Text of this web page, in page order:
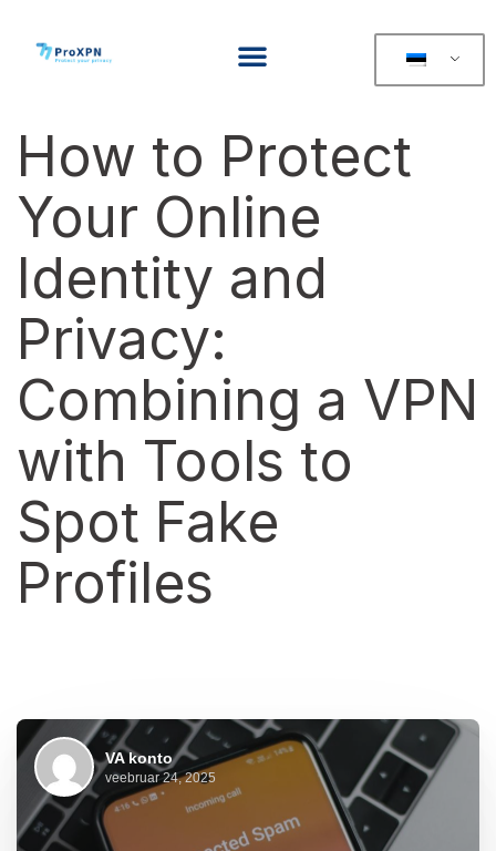
How to Protect
Your Online
Identity and
Privacy:
Combining a VPN
with Tools to
Spot Fake
Profiles
VA konto
veebruar 24, 2025